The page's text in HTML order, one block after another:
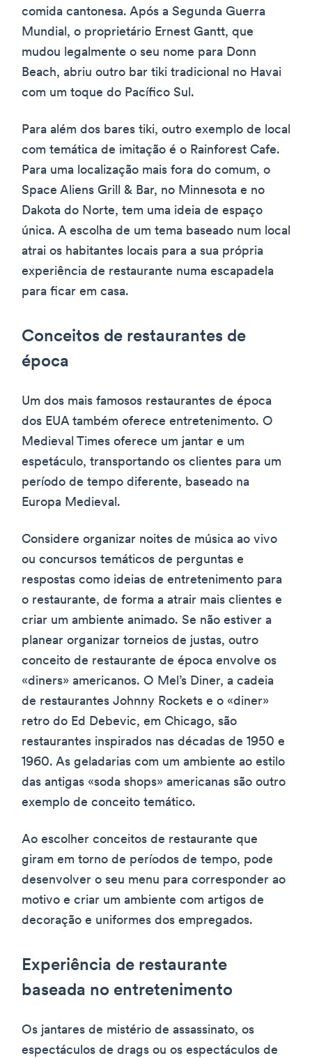
comida cantonesa. Após a Segunda Guerra
Mundial, o proprietário Ernest Gantt, que
mudou legalmente o seu nome para Donn
Beach, abriu outro bar tiki tradicional no Havai
com um toque do Pacífico Sul.
Para além dos bares tiki, outro exemplo de local
com temática de imitação é o Rainforest Cafe.
Para uma localização mais fora do comum, o
Space Aliens Grill & Bar, no Minnesota e no
Dakota do Norte, tem uma ideia de espaço
única. A escolha de um tema baseado num local
atrai os habitantes locais para a sua própria
experiência de restaurante numa escapadela
para ficar em casa.
Conceitos de restaurantes de
época
Um dos mais famosos restaurantes de época
dos EUA também oferece entretenimento. O
Medieval Times oferece um jantar e um
espetáculo, transportando os clientes para um
período de tempo diferente, baseado na
Europa Medieval.
Considere organizar noites de música ao vivo
ou concursos temáticos de perguntas e
respostas como ideias de entretenimento para
o restaurante, de forma a atrair mais clientes e
criar um ambiente animado. Se não estiver a
planear organizar torneios de justas, outro
conceito de restaurante de época envolve os
«diners» americanos. O Mel’s Diner, a cadeia
de restaurantes Johnny Rockets e o «diner»
retro do Ed Debevic, em Chicago, são
restaurantes inspirados nas décadas de 1950 e
1960. As geladarias com um ambiente ao estilo
das antigas «soda shops» americanas são outro
exemplo de conceito temático.
Ao escolher conceitos de restaurante que
giram em torno de períodos de tempo, pode
desenvolver o seu menu para corresponder ao
motivo e criar um ambiente com artigos de
decoração e uniformes dos empregados.
Experiência de restaurante
baseada no entretenimento
Os jantares de mistério de assassinato, os
espectáculos de drags ou os espectáculos de